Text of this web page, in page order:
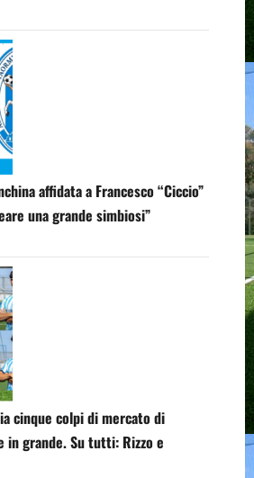
affidata a Francesco “Ciccio”
una grande simbiosi”
cinque colpi di mercato di
in grande. Su tutti: Rizzo e